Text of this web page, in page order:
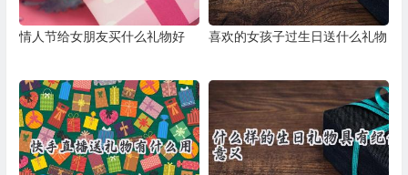
情人节给女朋友买什么礼物好 喜欢的女孩子过生日送什么礼物